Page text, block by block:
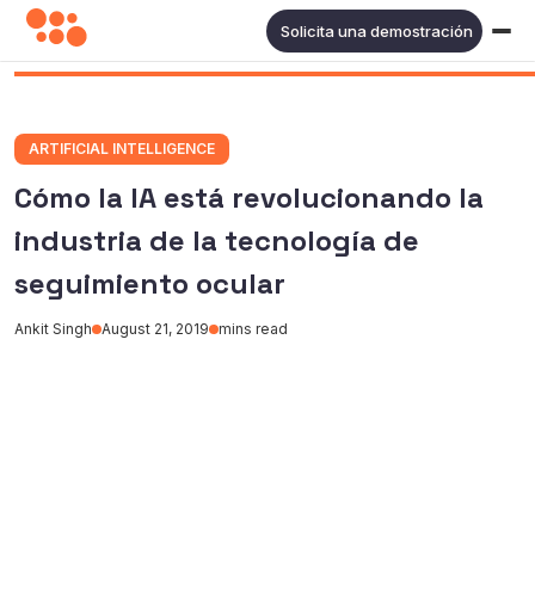
Solicita una demostración
ARTIFICIAL INTELLIGENCE
Cómo la IA está revolucionando la
industria de la tecnología de
seguimiento ocular
Ankit Singh August 21, 2019 mins read